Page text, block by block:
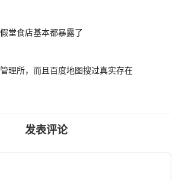
堂食店基本都暴露了
理所，而且百度地图搜过真实存在
发表评论